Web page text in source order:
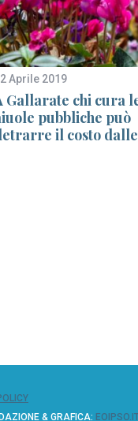
Aprile 2019
Gallarate chi cura
pubbliche può
il costo dalle
& GRAFICA: